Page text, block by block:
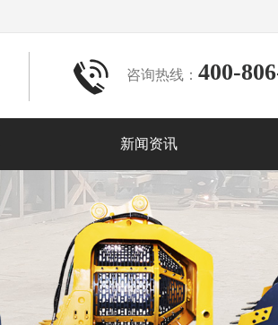
咨询热线： 400-
新闻资讯